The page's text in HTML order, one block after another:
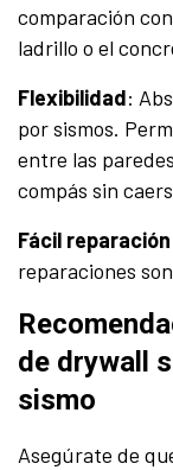
comparación
ladrillo o el
Flexibilidad:
por sismos.
entre las
compás sin
Fácil reparación
reparaciones
de drywall
sismo
Asegúrate de